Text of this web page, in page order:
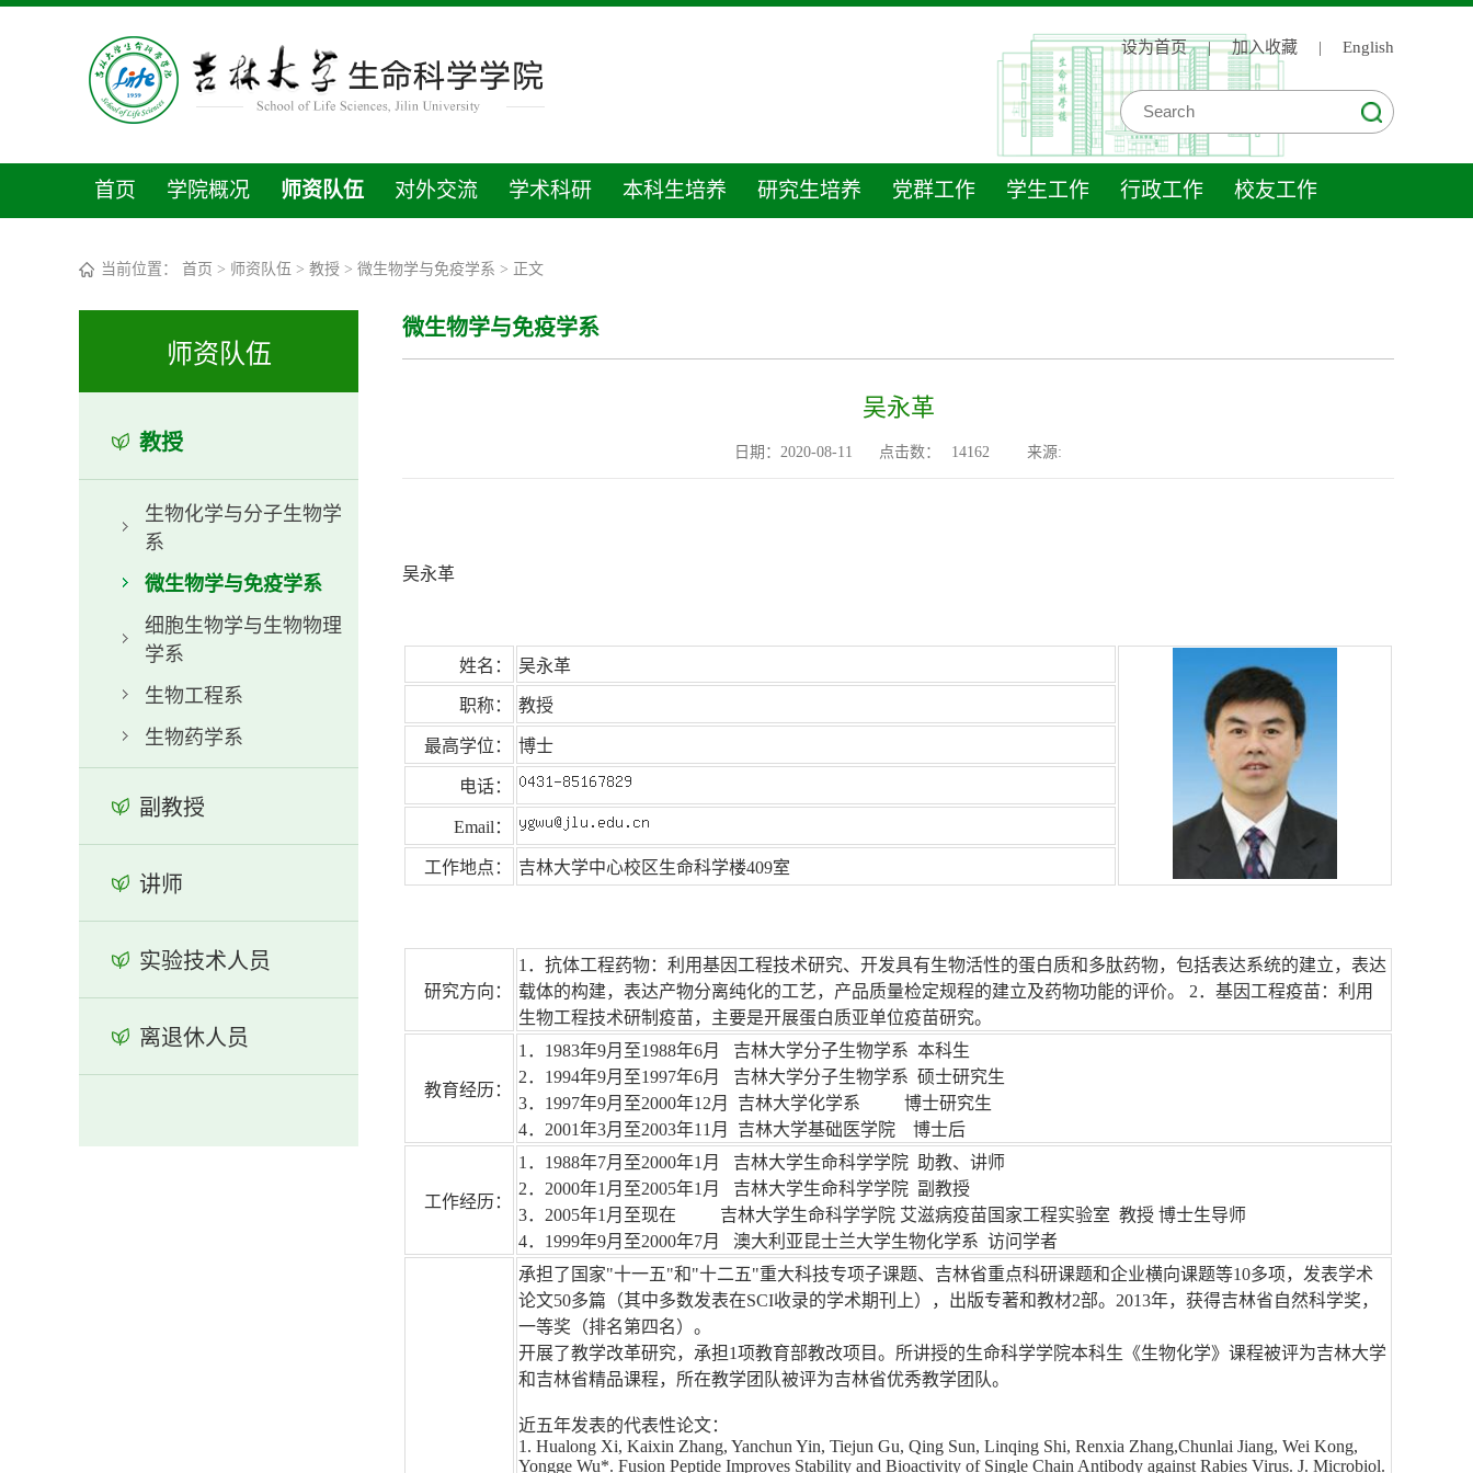
设为首页 | 加入收藏 | English
首页 学院概况 师资队伍 对外交流 学术科研 本科生培养 研究生培养 党群工作 学生工作 行政工作 校友工作
当前位置： 首页 > 师资队伍 > 教授 > 微生物学与免疫学系 > 正文
师资队伍
教授
生物化学与分子生物学
系
微生物学与免疫学系
细胞生物学与生物物理
学系
生物工程系
生物药学系
副教授
讲师
实验技术人员
离退休人员
微生物学与免疫学系
吴永革
日期：2020-08-11 点击数： 14162 来源:
吴永革
姓名： 吴永革
职称： 教授
最高学位： 博士
电话：
Email：
工作地点： 吉林大学中心校区生命科学楼409室
研究方向：
1．抗体工程药物：利用基因工程技术研究、开发具有生物活性的蛋白质和多肽药物，包括表达系统的建立，表达
载体的构建，表达产物分离纯化的工艺，产品质量检定规程的建立及药物功能的评价。 2．基因工程疫苗：利用
生物工程技术研制疫苗，主要是开展蛋白质亚单位疫苗研究。
教育经历：
1．1983年9月至1988年6月 吉林大学分子生物学系 本科生
2．1994年9月至1997年6月 吉林大学分子生物学系 硕士研究生
3．1997年9月至2000年12月 吉林大学化学系 博士研究生
4．2001年3月至2003年11月 吉林大学基础医学院 博士后
工作经历：
1．1988年7月至2000年1月 吉林大学生命科学学院 助教、讲师
2．2000年1月至2005年1月 吉林大学生命科学学院 副教授
3．2005年1月至现在 吉林大学生命科学学院 艾滋病疫苗国家工程实验室 教授 博士生导师
4．1999年9月至2000年7月 澳大利亚昆士兰大学生物化学系 访问学者
承担了国家"十一五"和"十二五"重大科技专项子课题、吉林省重点科研课题和企业横向课题等10多项，发表学术
论文50多篇（其中多数发表在SCI收录的学术期刊上），出版专著和教材2部。2013年，获得吉林省自然科学奖，
一等奖（排名第四名）。
开展了教学改革研究，承担1项教育部教改项目。所讲授的生命科学学院本科生《生物化学》课程被评为吉林大学
和吉林省精品课程，所在教学团队被评为吉林省优秀教学团队。
近五年发表的代表性论文：
1. Hualong Xi, Kaixin Zhang, Yanchun Yin, Tiejun Gu, Qing Sun, Linqing Shi, Renxia Zhang,Chunlai Jiang, Wei Kong,
Yongge Wu*. Fusion Peptide Improves Stability and Bioactivity of Single Chain Antibody against Rabies Virus. J. Microbiol.